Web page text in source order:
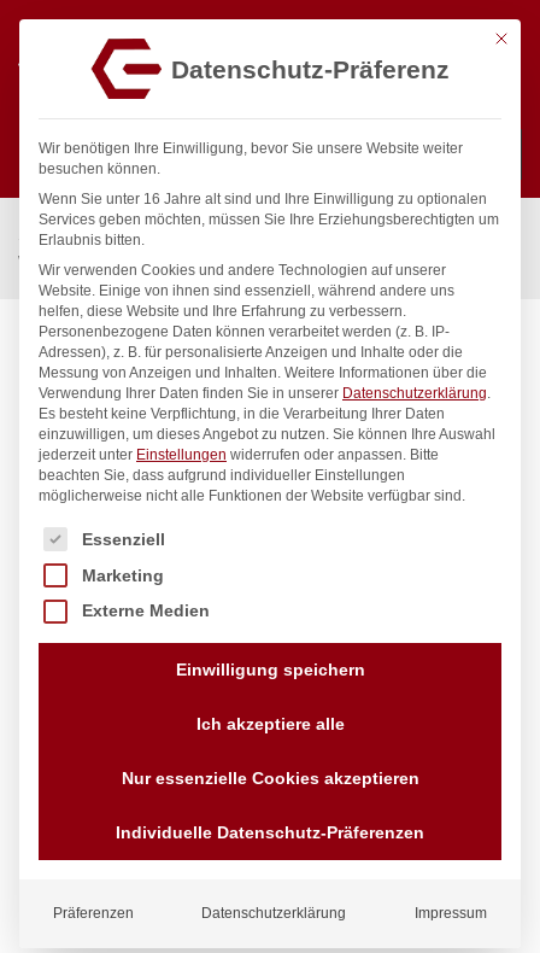
Suchen
Start / Gastronomiebedarf & Gastro Geräte für Profis
Wassertechnik
Wellnes ecoSet Kneipp’sche Garnitur 1/2″
ecoSet Kneipp’sche Garnitur 1/2″
Mit
Datenschutz-Präferenz
Wir benötigen Ihre Einwilligung, bevor Sie unsere Website weiter
besuchen können.
Wenn Sie unter 16 Jahre alt sind und Ihre Einwilligung zu optionalen
Services geben möchten, müssen Sie Ihre Erziehungsberechtigten um
Erlaubnis bitten.
Wir verwenden Cookies und andere Technologien auf unserer
Website. Einige von ihnen sind essenziell, während andere uns
helfen, diese Website und Ihre Erfahrung zu verbessern.
Personenbezogene Daten können verarbeitet werden (z. B. IP-
Adressen), z. B. für personalisierte Anzeigen und Inhalte oder die
Messung von Anzeigen und Inhalten. Weitere Informationen über die
Verwendung Ihrer Daten finden Sie in unserer Datenschutzerklärung.
Es besteht keine Verpflichtung, in die Verarbeitung Ihrer Daten
einzuwilligen, um dieses Angebot zu nutzen. Sie können Ihre Auswahl
jederzeit unter Einstellungen widerrufen oder anpassen. Bitte
beachten Sie, dass aufgrund individueller Einstellungen
möglicherweise nicht alle Funktionen der Website verfügbar sind.
Es folgt eine Liste der Service-Gruppen, für die eine
Essenziell
Marketing
Externe Medien
Einwilligung speichern
Ich akzeptiere alle
Nur essenzielle Cookies akzeptieren
Individuelle Datenschutz-Präferenzen
Präferenzen Datenschutzerklärung Impressum